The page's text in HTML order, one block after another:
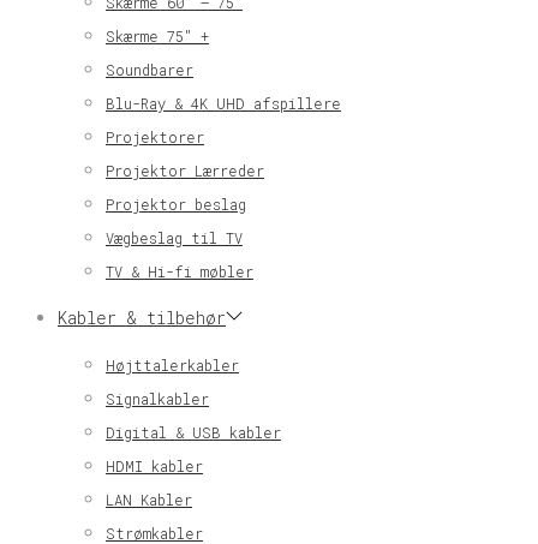
Skærme 75″ +
Soundbarer
Blu-Ray & 4K UHD afspillere
Projektorer
Projektor Lærreder
Projektor beslag
Vægbeslag til TV
TV & Hi-fi møbler
Kabler & tilbehør
Højttalerkabler
Signalkabler
Digital & USB kabler
HDMI kabler
LAN Kabler
Strømkabler